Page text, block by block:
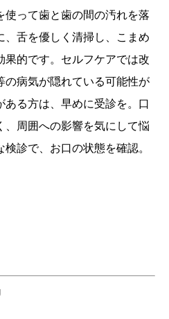
使って歯と歯の間の汚れを落
、舌を優しく清掃し、こまめ
的です。セルフケアでは改
病気が隠れている可能性が
る方は、早めに受診を。口
周囲への影響を気にして悩
診で、お口の状態を確認。